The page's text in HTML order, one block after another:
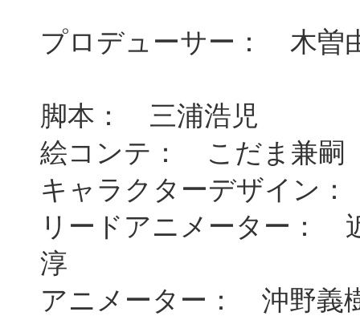
プロデューサー： 木曽
脚本： 三浦浩児
絵コンテ： こだま兼嗣
キャラクターデザイン
リードアニメーター
淳
アニメーター： 沖野